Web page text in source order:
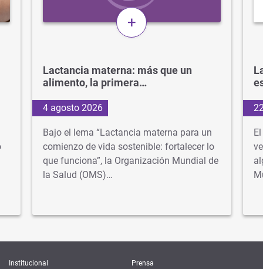
+
Lactancia materna: más que un
alimento, la primera…
4 agosto 2026
Bajo el lema “Lactancia materna para un
comienzo de vida sostenible: fortalecer lo
que funciona”, la Organización Mundial de
la Salud (OMS)…
Institucional
Prensa